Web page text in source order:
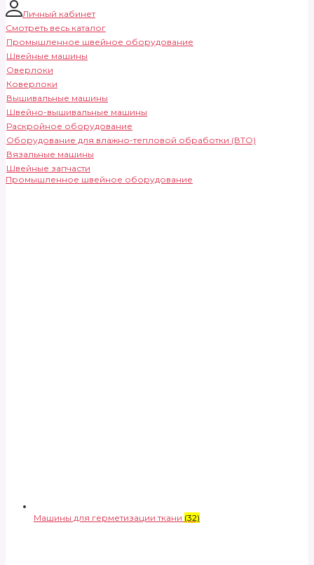
Личный кабинет
Смотреть весь каталог
Промышленное швейное оборудование
Швейные машины
Оверлоки
Коверлоки
Вышивальные машины
Швейно-вышивальные машины
Раскройное оборудование
Оборудование для влажно-тепловой обработки (ВТО)
Вязальные машины
Швейные запчасти
Промышленное швейное оборудование
Машины для герметизации ткани (32)